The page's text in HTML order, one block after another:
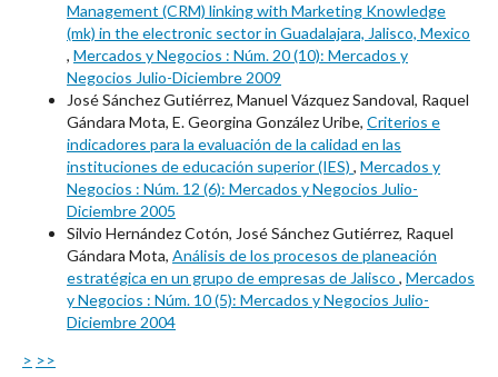
Management (CRM) linking with Marketing Knowledge
(mk) in the electronic sector in Guadalajara, Jalisco, Mexico
, Mercados y Negocios : Núm. 20 (10): Mercados y
Negocios Julio-Diciembre 2009
José Sánchez Gutiérrez, Manuel Vázquez Sandoval, Raquel
Gándara Mota, E. Georgina González Uribe, Criterios e
indicadores para la evaluación de la calidad en las
instituciones de educación superior (IES) , Mercados y
Negocios : Núm. 12 (6): Mercados y Negocios Julio-
Diciembre 2005
Silvio Hernández Cotón, José Sánchez Gutiérrez, Raquel
Gándara Mota, Análisis de los procesos de planeación
estratégica en un grupo de empresas de Jalisco , Mercados
y Negocios : Núm. 10 (5): Mercados y Negocios Julio-
Diciembre 2004
> >>